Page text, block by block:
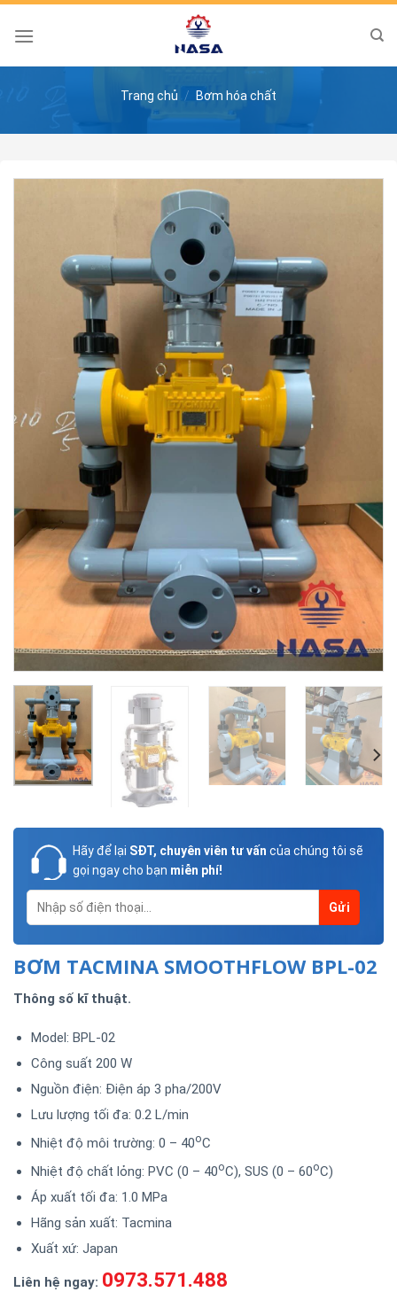
Skip
Trang chủ / Bơm hóa chất
Hãy để lại SĐT, chuyên viên tư vấn của chúng tôi sẽ
gọi ngay cho bạn miễn phí!
BƠM TACMINA SMOOTHFLOW BPL-02
Thông số kĩ thuật.
Model: BPL-02
Công suất 200 W
Nguồn điện: Điện áp 3 pha/200V
Lưu lượng tối đa: 0.2 L/min
Nhiệt độ môi trường: 0 – 40oC
Nhiệt độ chất lỏng: PVC (0 – 40oC), SUS (0 – 60oC)
Áp xuất tối đa: 1.0 MPa
Hãng sản xuất: Tacmina
Xuất xứ: Japan
Liên hệ ngay: 0973.571.488